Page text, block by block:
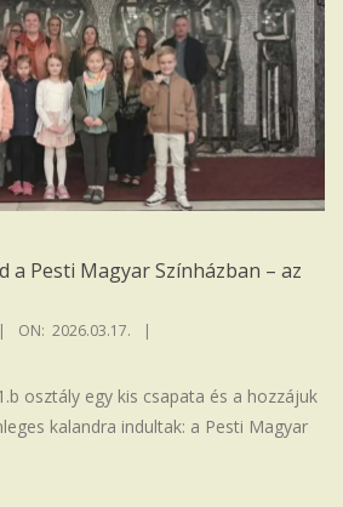
a Pesti Magyar Színházban – az
ON: 2026.03.17.
osztály egy kis csapata és a hozzájuk
kalandra indultak: a Pesti Magyar